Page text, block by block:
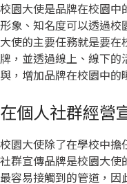
校園大使是品牌在校園中
形象、知名度可以透過校
大使的主要任務就是要
牌，並透過線上、線下
與，增加品牌在校園中的
在個人社群經營
校園大使除了在學校中擔
社群宣傳品牌是校園大
最容易接觸到的管道，